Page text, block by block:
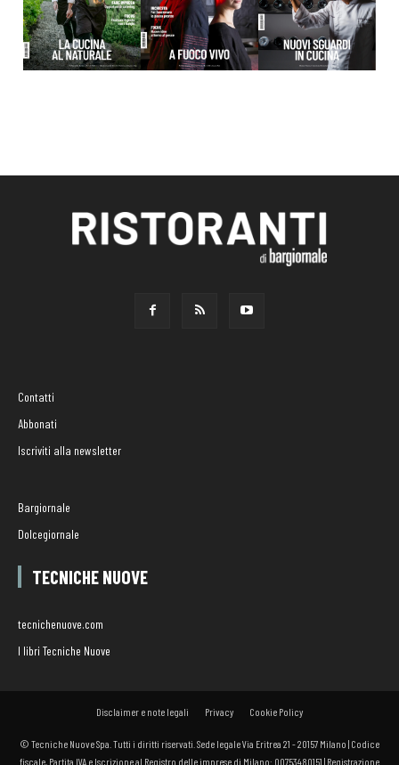
Contatti
Abbonati
Iscriviti alla newsletter
Bargiornale
Dolcegiornale
TECNICHE NUOVE
tecnichenuove.com
I libri Tecniche Nuove
Disclaimer e note legali Privacy Cookie Policy
© Tecniche Nuove Spa. Tutti i diritti riservati. Sede legale Via Eritrea 21 - 20157 Milano | Codice
fiscale, Partita IVA e Iscrizione al Registro delle imprese di Milano: 00753480151 | Registrazione